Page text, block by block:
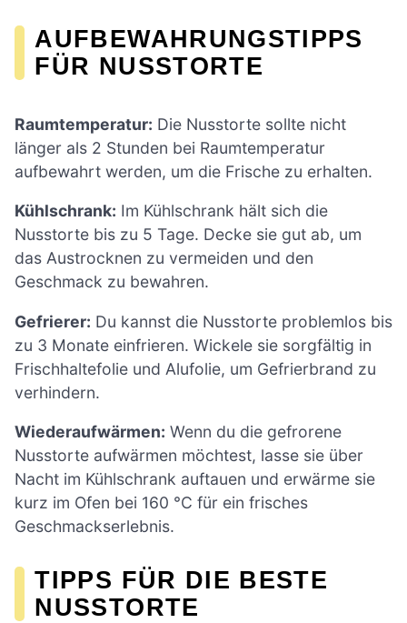
AUFBEWAHRUNGSTIPPS
FÜR NUSSTORTE
Raumtemperatur: Die Nusstorte sollte nicht
länger als 2 Stunden bei Raumtemperatur
aufbewahrt werden, um die Frische zu erhalten.
Kühlschrank: Im Kühlschrank hält sich die
Nusstorte bis zu 5 Tage. Decke sie gut ab, um
das Austrocknen zu vermeiden und den
Geschmack zu bewahren.
Gefrierer: Du kannst die Nusstorte problemlos bis
zu 3 Monate einfrieren. Wickele sie sorgfältig in
Frischhaltefolie und Alufolie, um Gefrierbrand zu
verhindern.
Wiederaufwärmen: Wenn du die gefrorene
Nusstorte aufwärmen möchtest, lasse sie über
Nacht im Kühlschrank auftauen und erwärme sie
kurz im Ofen bei 160 °C für ein frisches
Geschmackserlebnis.
TIPPS FÜR DIE BESTE
NUSSTORTE